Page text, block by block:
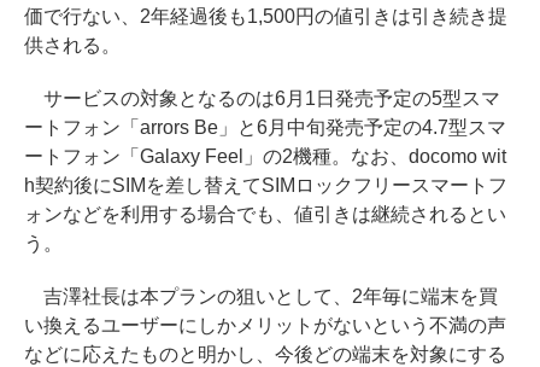
価で行ない、2年経過後も1,500円の値引きは引き続き提
供される。
サービスの対象となるのは6月1日発売予定の5型スマ
ートフォン「arrors Be」と6月中旬発売予定の4.7型スマ
ートフォン「Galaxy Feel」の2機種。なお、docomo wit
h契約後にSIMを差し替えてSIMロックフリースマートフ
ォンなどを利用する場合でも、値引きは継続されるとい
う。
吉澤社長は本プランの狙いとして、2年毎に端末を買
い換えるユーザーにしかメリットがないという不満の声
などに応えたものと明かし、今後どの端末を対象にする